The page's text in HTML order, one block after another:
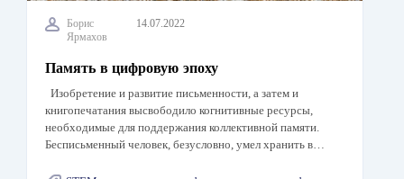
Борис
Ярмахов
14.07.2022
Память в цифровую эпоху
Изобретение и развитие письменности, а затем и
книгопечатания высвободило когнитивные ресурсы,
необходимые для поддержания коллективной памяти.
Бесписьменный человек, безусловно, умел хранить в…